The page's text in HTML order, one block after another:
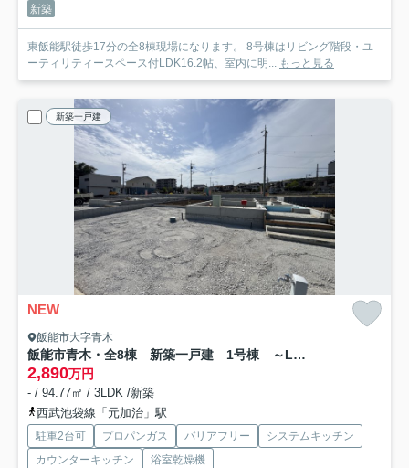
新築
東飯能駅徒歩17分の全8棟現場になります。 8号棟はリビング階段・ユ
ーティリティースペース付LDK16.2帖、室内に明... もっと見る
新築一戸建
NEW
飯能市大字青木
飯能市青木・全8棟 新築一戸建 1号棟 ～LDK21帖～
2,890万円
- / 94.77㎡ / 3LDK /新築
西武池袋線「元加治」駅
駐車2台可 プロパンガス バリアフリー
システムキッチン
カウンターキッチン
浴室乾燥機